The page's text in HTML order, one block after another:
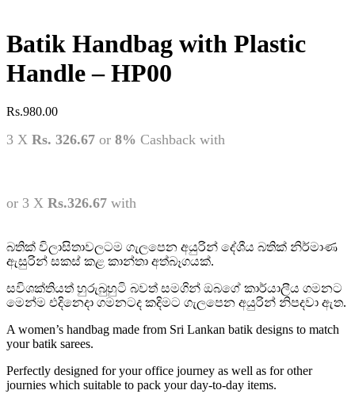
Batik Handbag with Plastic
Handle – HP00
Rs.980.00
3 X Rs. 326.67 or 8% Cashback with
or 3 X Rs.326.67 with
බතික් විලාසිතාවලටම ගැලපෙන අයුරින් දේශීය බතික් නිර්මාණ
ඇසුරින් සකස් කළ කාන්තා අත්බෑගයක්.
සවිශක්තියත් හුරුබුහුටි බවත් සමගින් ඔබගේ කාර්යාලීය ගමනට
මෙන්ම එදිනෙදා ගමනටද කදිමට ගැලපෙන අයුරින් නිපදවා ඇත.
A women’s handbag made from Sri Lankan batik designs to match
your batik sarees.
Perfectly designed for your office journey as well as for other
journies which suitable to pack your day-to-day items.